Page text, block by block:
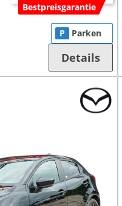
Bestpreisgarantie
P Parken
Details